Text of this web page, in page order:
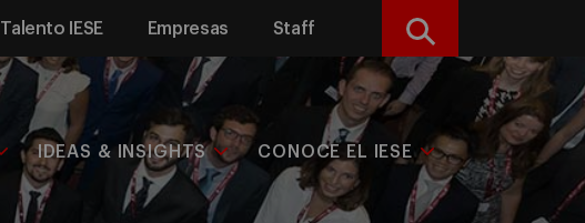
Talento IESE Empresas Staff Buscar
IDEAS & INSIGHTS CONOCE EL IESE